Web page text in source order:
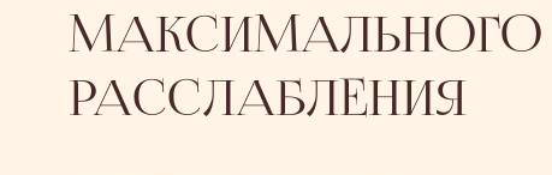
МАКСИМАЛЬНОГО
РАССЛАБЛЕНИЯ